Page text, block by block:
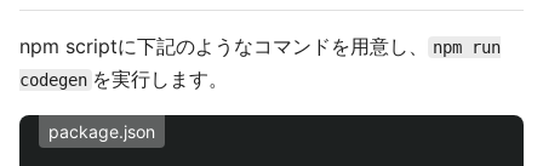
npm scriptに下記のようなコマンドを用意し、
npm run
codegen を実行します。
package.json